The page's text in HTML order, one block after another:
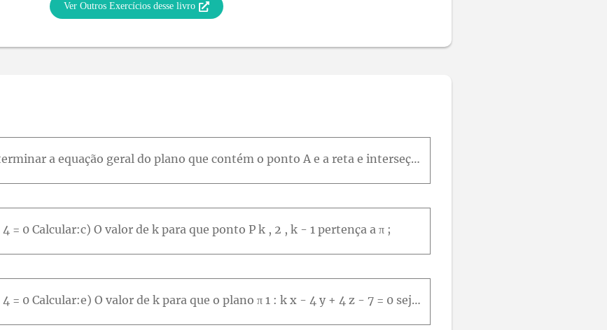
Ver Outros Exercícios desse livro
Nos problemas 55 e 56, determinar a equação geral do plano que contém o ponto A e a reta e interseção dos planos π 1 e π 2 : A 2,0 , 1π 1 : 2 x - 3 y - 5 z = 0 π 2 : x - y = 0
= 0 Calcular:c) O valor de k para que ponto P k , 2 , k - 1 pertença a π ;
Seja o plano π : 3 x + y - z - 4 = 0 Calcular:e) O valor de k para que o plano π 1 : k x - 4 y + 4 z - 7 = 0 seja paralelo a π .